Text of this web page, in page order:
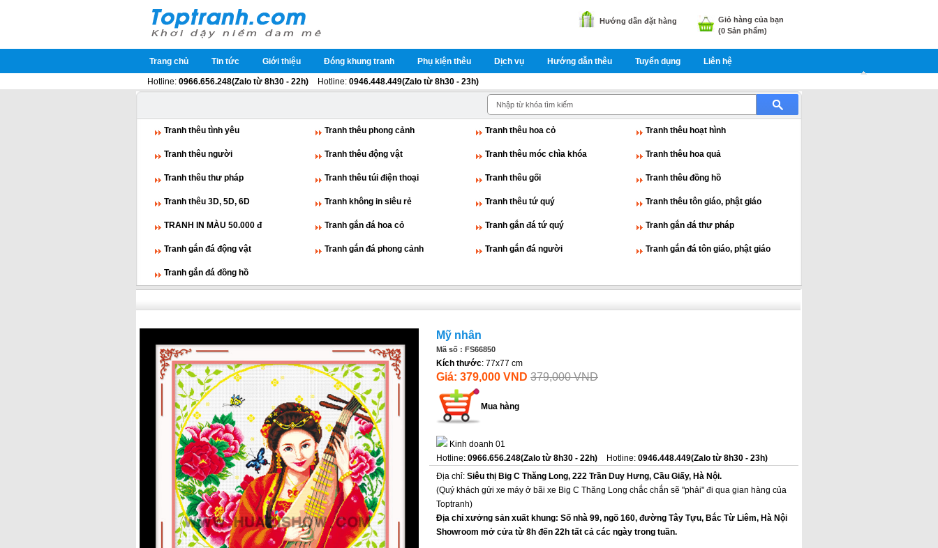
Giỏ hàng của bạn
(0 Sản phẩm)
Hướng dẫn đặt hàng
Trang chủ Tin tức Giới thiệu Đóng khung tranh Phụ kiện thêu Dịch vụ Hướng dẫn thêu Tuyển dụng Liên hệ
Hotline: 0966.656.248(Zalo từ 8h30 - 22h) Hotline: 0946.448.449(Zalo từ 8h30 - 23h)
Tranh thêu tình yêu Tranh thêu phong cảnh Tranh thêu hoa cỏ Tranh thêu hoạt hình
Tranh thêu người Tranh thêu động vật Tranh thêu móc chìa khóa Tranh thêu hoa quả
Tranh thêu thư pháp Tranh thêu túi điện thoại Tranh thêu gối Tranh thêu đồng hồ
Tranh thêu 3D, 5D, 6D Tranh không in siêu rẻ Tranh thêu tứ quý Tranh thêu tôn giáo, phật giáo
TRANH IN MÀU 50.000 đ Tranh gắn đá hoa cỏ Tranh gắn đá tứ quý Tranh gắn đá thư pháp
Tranh gắn đá động vật Tranh gắn đá phong cảnh Tranh gắn đá người Tranh gắn đá tôn giáo, phật giáo
Tranh gắn đá đồng hồ
Mỹ nhân
Mã số : FS66850
Kích thước: 77x77 cm
Giá: 379,000 VND 379,000 VND
Mua hàng
Kinh doanh 01
Hotline: 0966.656.248(Zalo từ 8h30 - 22h) Hotline: 0946.448.449(Zalo từ 8h30 - 23h)
Địa chỉ: Siêu thị Big C Thăng Long, 222 Trần Duy Hưng, Cầu Giấy, Hà Nội.
(Quý khách gửi xe máy ở bãi xe Big C Thăng Long chắc chắn sẽ "phải" đi qua gian hàng của
Toptranh)
Địa chỉ xưởng sản xuất khung: Số nhà 99, ngõ 160, đường Tây Tựu, Bắc Từ Liêm, Hà Nội
Showroom mở cửa từ 8h đến 22h tất cả các ngày trong tuần.